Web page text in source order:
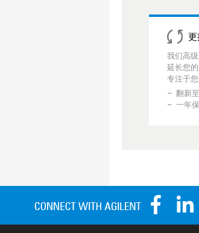
更
我们高
延长您
专注于您
翻新
一年